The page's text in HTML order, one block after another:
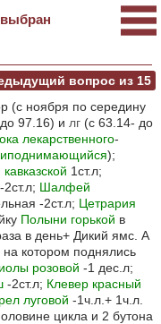
вопрос из 15
(с ноября по середину
97.16) и лг (с 63.14- до
лекарственного-
);
1ст.л;
-2ст.л; Шалфей
-2ст.л; Цетрария
Полыни горькой в
в день+ Дикий ямс. А
котором поднялись
розовой -1 дес.л;
-2ст.л; Клевер красный
луговой -1ч.л.+ 1ч.л.
цикла и 2 бутона